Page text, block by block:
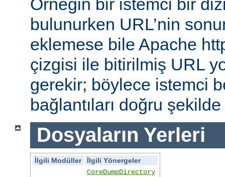
Örneğin bir istemci bir
bulunurken URL’nin
eklemese bile Apache
çizgisi ile bitirilmiş URL
gerekir; böylece istemci
bağlantıları doğru
Dosyaların Yerleri
İlgili Modüller
İlgili Yönergeler
CoreDumpDirectory